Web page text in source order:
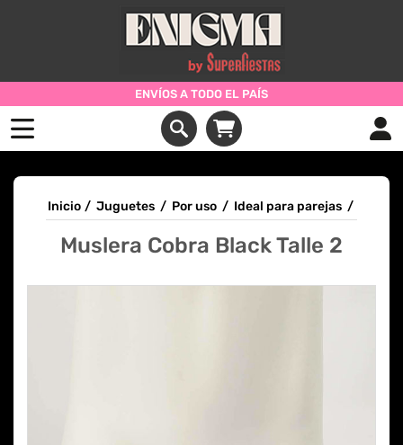
ENVÍOS A TODO EL PAÍS
Inicio / Juguetes / Por uso / Ideal para parejas /
Muslera Cobra Black Talle 2